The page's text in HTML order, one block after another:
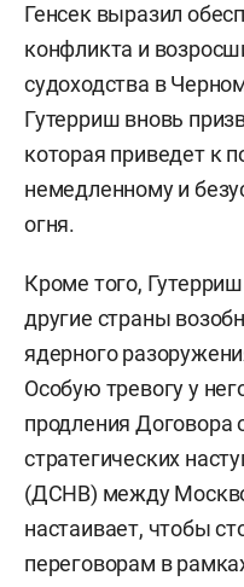
Генсек выразил
конфликта и
судоходства в
Гутерриш вновь
которая приведет к
немедленному и
огня.
Кроме того,
другие страны
ядерного
Особую тревогу у
продления Договора
стратегических
(ДСНВ) между
настаивает, чтобы
переговорам в